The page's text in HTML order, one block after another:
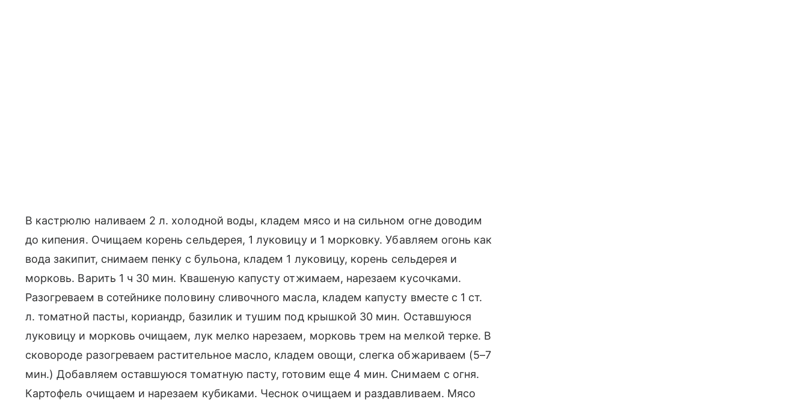
В кастрюлю наливаем 2 л. холодной воды, кладем мясо и на сильном огне доводим
до кипения. Очищаем корень сельдерея, 1 луковицу и 1 морковку. Убавляем огонь как
вода закипит, снимаем пенку с бульона, кладем 1 луковицу, корень сельдерея и
морковь. Варить 1 ч 30 мин. Квашеную капусту отжимаем, нарезаем кусочками.
Разогреваем в сотейнике половину сливочного масла, кладем капусту вместе с 1 ст.
л. томатной пасты, кориандр, базилик и тушим под крышкой 30 мин. Оставшуюся
луковицу и морковь очищаем, лук мелко нарезаем, морковь трем на мелкой терке. В
сковороде разогреваем растительное масло, кладем овощи, слегка обжариваем (5–7
мин.) Добавляем оставшуюся томатную пасту, готовим еще 4 мин. Снимаем с огня.
Картофель очищаем и нарезаем кубиками. Чеснок очищаем и раздавливаем. Мясо